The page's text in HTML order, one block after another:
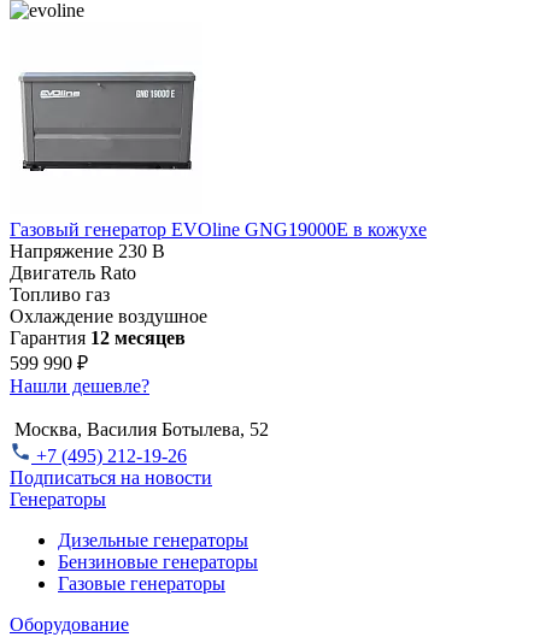
Газовый генератор EVOline GNG19000E в кожухе
Напряжение 230 В
Двигатель Rato
Топливо газ
Охлаждение воздушное
Гарантия 12 месяцев
599 990 ₽
Нашли дешевле?
Москва, Василия Ботылева, 52
+7 (495) 212-19-26
Подписаться на новости
Генераторы
Дизельные генераторы
Бензиновые генераторы
Газовые генераторы
Оборудование